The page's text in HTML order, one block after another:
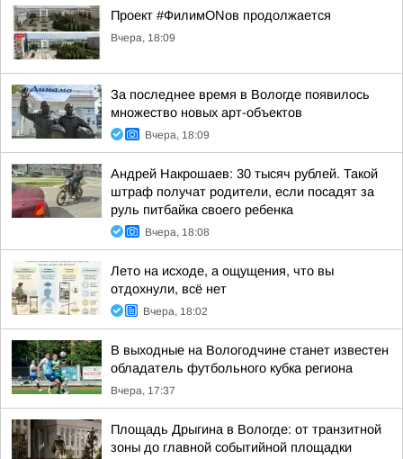
Проект #ФилимONов продолжается
Вчера, 18:09
За последнее время в Вологде появилось
множество новых арт-объектов
Вчера, 18:09
Андрей Накрошаев: 30 тысяч рублей. Такой
штраф получат родители, если посадят за
руль питбайка своего ребенка
Вчера, 18:08
Лето на исходе, а ощущения, что вы
отдохнули, всё нет
Вчера, 18:02
В выходные на Вологодчине станет известен
обладатель футбольного кубка региона
Вчера, 17:37
Площадь Дрыгина в Вологде: от транзитной
зоны до главной событийной площадки